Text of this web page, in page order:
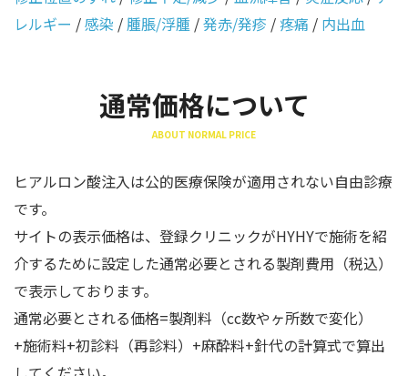
レルギー /感染 /腫脹/浮腫 /発赤/発疹 /疼痛 / 内出血
通常価格について
ABOUT NORMAL PRICE
ヒアルロン酸注入は公的医療保険が適用されない自由診療
です。
サイトの表示価格は、登録クリニックがHYHYで施術を紹
介するために設定した通常必要とされる製剤費用（税込）
で表示しております。
通常必要とされる価格=製剤料（cc数やヶ所数で変化）
+施術料+初診料（再診料）+麻酔料+針代の計算式で算出